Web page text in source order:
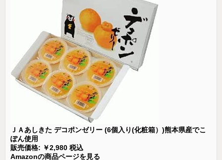
ＪＡあしきた デコポンゼリー (6個入り(化粧箱）)熊本県産でこ
ぽん使用
販売価格: ￥2,980 税込
Amazonの商品ページを見る